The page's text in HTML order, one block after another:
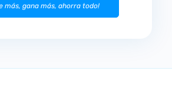
más, gana más, ahorra todo!